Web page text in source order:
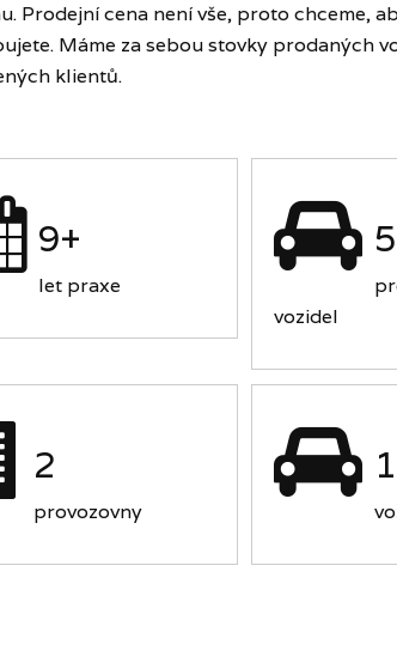
Prodejní cena není vše, proto chceme,
Máme za sebou stovky prodaných
klientů.
9+
let praxe
vozidel
2
provozovny